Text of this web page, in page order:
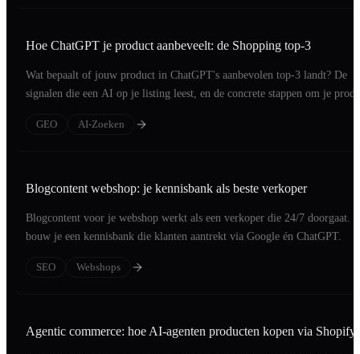
Hoe ChatGPT je product aanbeveelt: de Shopping top-3
Wat bepaalt of jouw product in ChatGPT's aanbevolen top-3 landt? De
signalen die een AI op je listing leest, en de concrete stappen om je
GEO
AI-Zoeken
Blogcontent webshop: je kennisbank als beste verkoper
Blogcontent voor je webshop werkt als een verkoper die 24/7 doorgaat.
bouw je een kennisbank die klanten aantrekt via Google én ChatGPT.
SEO Webshops
Agentic commerce: hoe AI-agenten producten kopen via Shopify